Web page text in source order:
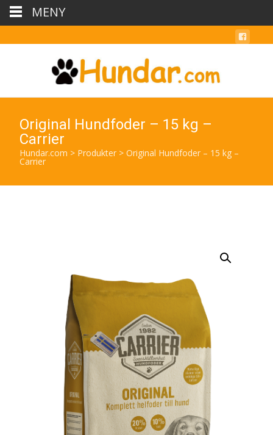
Original Hundfoder – 15 kg –
Carrier
Hundar.com > Produkter > Original Hundfoder – 15 kg –
Carrier
MENY